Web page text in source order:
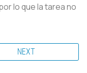
lo que la tarea no
NEXT